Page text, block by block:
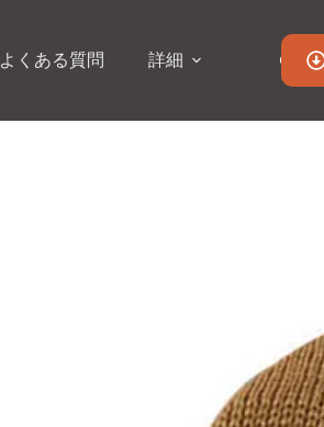
よくある質問 詳細